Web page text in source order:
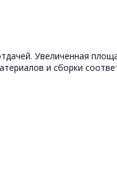
Увеличенная
и сборки